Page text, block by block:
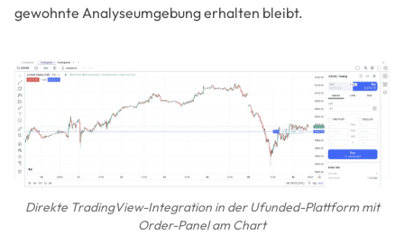
gewohnte Analyseumgebung erhalten bleibt.
Direkte TradingView-Integration in der Ufunded-Plattform mit
Order-Panel am Chart